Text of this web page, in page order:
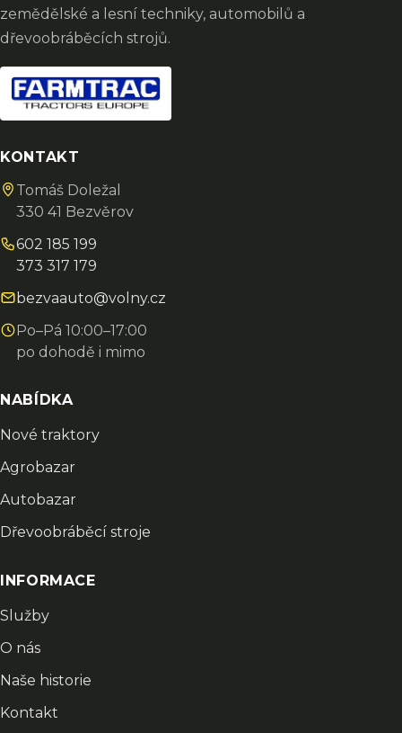
zemědělské a lesní techniky, automobilů a
dřevoobráběcích strojů.
KONTAKT
Tomáš Doležal
330 41 Bezvěrov
602 185 199
373 317 179
bezvaauto@volny.cz
Po–Pá 10:00–17:00
po dohodě i mimo
NABÍDKA
Nové traktory
Agrobazar
Autobazar
Dřevoobráběcí stroje
INFORMACE
Služby
O nás
Naše historie
Kontakt